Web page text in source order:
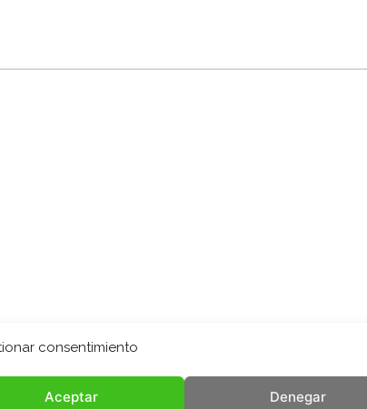
consentimiento
Aceptar Denegar